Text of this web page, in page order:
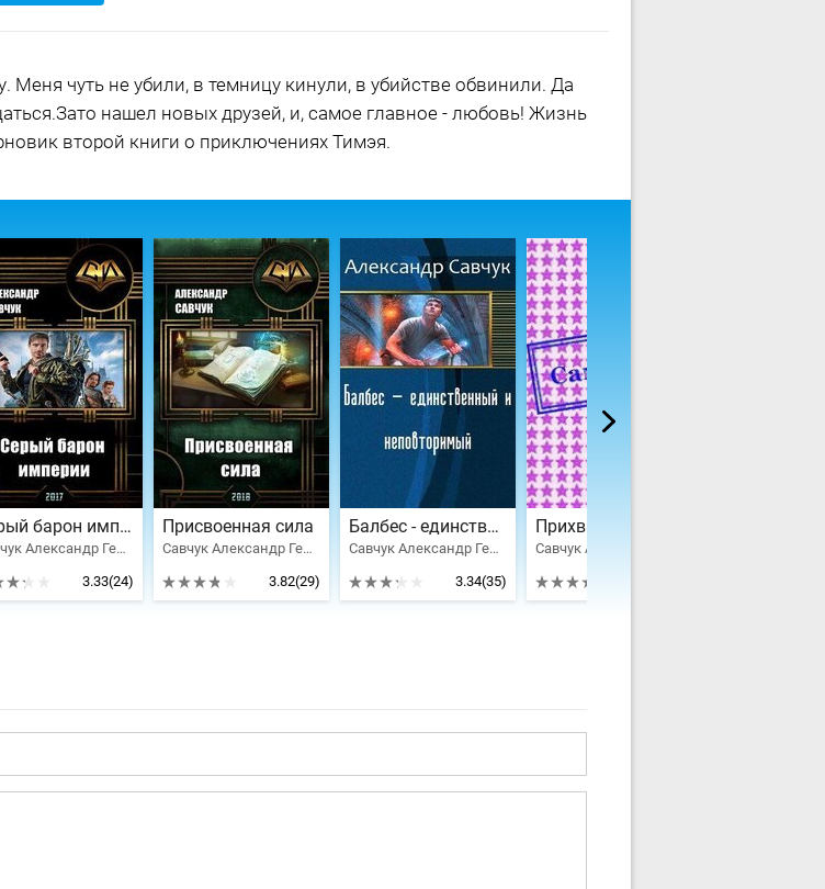
Меня чуть не убили, в темницу кинули, в убийстве обвинили. Да
нашел новых друзей, и, самое главное - любовь! Жизнь
второй книги о приключениях Тимэя.
Серый барон империи
Савчук Александр Геннадьевич
3.33(24)
Присвоенная сила
Савчук Александр Геннадьевич
3.82(29)
Балбес - единственный и неповторимый
Савчук Александр Геннадьевич
3.34(35)
Прихватчики